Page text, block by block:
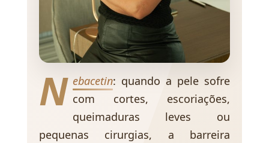
N ebacetin: quando a pele sofre
com cortes, escoriações,
queimaduras leves ou
pequenas cirurgias, a barreira